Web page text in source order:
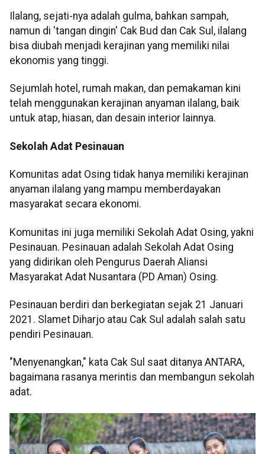
Ilalang, sejati-nya adalah gulma, bahkan sampah,
namun di 'tangan dingin' Cak Bud dan Cak Sul, ilalang
bisa diubah menjadi kerajinan yang memiliki nilai
ekonomis yang tinggi.
Sejumlah hotel, rumah makan, dan pemakaman kini
telah menggunakan kerajinan anyaman ilalang, baik
untuk atap, hiasan, dan desain interior lainnya.
Sekolah Adat Pesinauan
Komunitas adat Osing tidak hanya memiliki kerajinan
anyaman ilalang yang mampu memberdayakan
masyarakat secara ekonomi.
Komunitas ini juga memiliki Sekolah Adat Osing, yakni
Pesinauan. Pesinauan adalah Sekolah Adat Osing
yang didirikan oleh Pengurus Daerah Aliansi
Masyarakat Adat Nusantara (PD Aman) Osing.
Pesinauan berdiri dan berkegiatan sejak 21 Januari
2021. Slamet Diharjo atau Cak Sul adalah salah satu
pendiri Pesinauan.
"Menyenangkan," kata Cak Sul saat ditanya ANTARA,
bagaimana rasanya merintis dan membangun sekolah
adat.